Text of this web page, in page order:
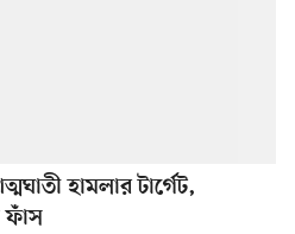
হামলার টার্গেট,